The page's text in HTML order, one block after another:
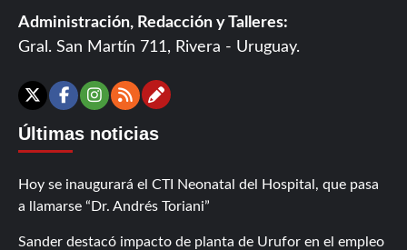
Administración, Redacción y Talleres:
Gral. San Martín 711, Rivera - Uruguay.
X Facebook
Instagram
RSSContáctanos
Últimas noticias
Hoy se inaugurará el CTI Neonatal del Hospital, que pasa
a llamarse “Dr. Andrés Toriani”
Sander destacó impacto de planta de Urufor en el empleo